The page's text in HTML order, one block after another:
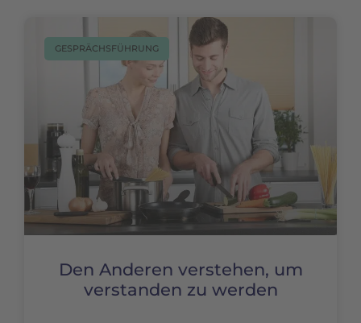
GESPRÄCHSFÜHRUNG
Den Anderen verstehen, um
verstanden zu werden